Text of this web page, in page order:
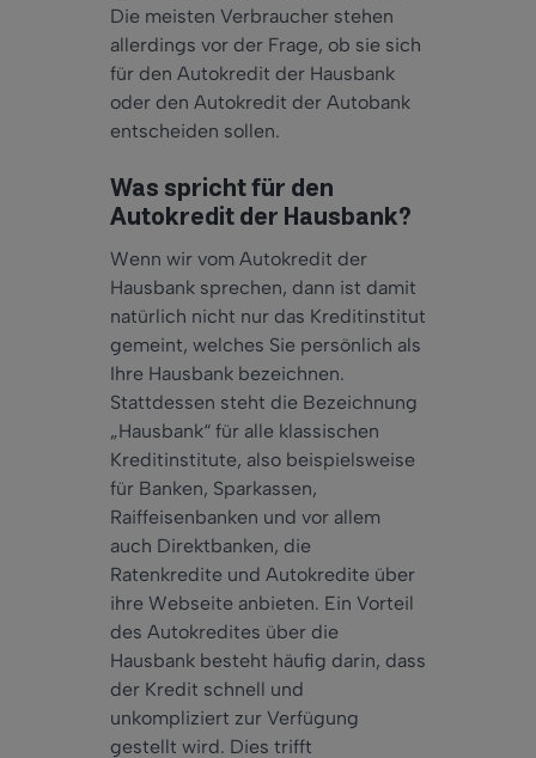
Die meisten Verbraucher stehen
allerdings vor der Frage, ob sie sich
für den Autokredit der Hausbank
oder den Autokredit der Autobank
entscheiden sollen.
Was spricht für den
Autokredit der Hausbank?
Wenn wir vom Autokredit der
Hausbank sprechen, dann ist damit
natürlich nicht nur das Kreditinstitut
gemeint, welches Sie persönlich als
Ihre Hausbank bezeichnen.
Stattdessen steht die Bezeichnung
„Hausbank“ für alle klassischen
Kreditinstitute, also beispielsweise
für Banken, Sparkassen,
Raiffeisenbanken und vor allem
auch Direktbanken, die
Ratenkredite und Autokredite über
ihre Webseite anbieten. Ein Vorteil
des Autokredites über die
Hausbank besteht häufig darin, dass
der Kredit schnell und
unkompliziert zur Verfügung
gestellt wird. Dies trifft